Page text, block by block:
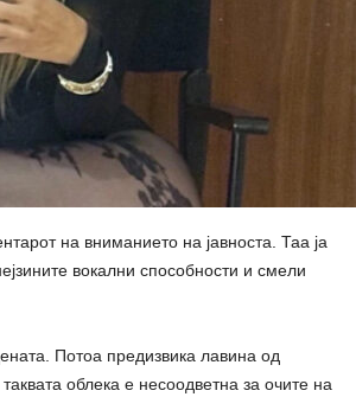
на вниманието на јавноста. Таа ја
вокални способности и смели
Потоа предизвика лавина од
облека е несоодветна за очите на